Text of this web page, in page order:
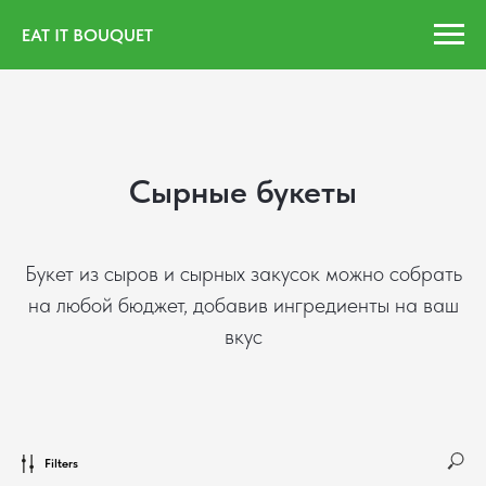
EAT IT BOUQUET
Сырные букеты
Букет из сыров и сырных закусок можно собрать
на любой бюджет, добавив ингредиенты на ваш
вкус
Filters